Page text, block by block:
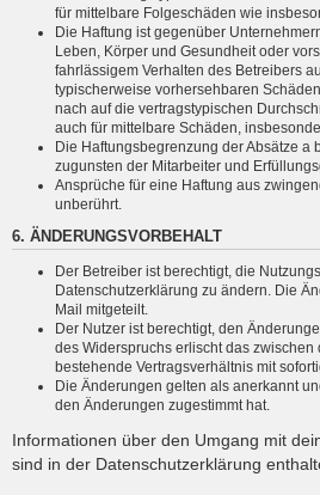
für mittelbare Folgeschäden wie
Die Haftung ist gegenüber
Leben, Körper und Gesundheit oder
fahrlässigem Verhalten des Betreibers
typischerweise vorhersehbaren
nach auf die vertragstypischen
auch für mittelbare Schäden,
Die Haftungsbegrenzung der Absätze a
zugunsten der Mitarbeiter und
Ansprüche für eine Haftung aus
unberührt.
6. ÄNDERUNGSVORBEHALT
Der Betreiber ist berechtigt, die
Datenschutzerklärung zu ändern. Die
Mail mitgeteilt.
Der Nutzer ist berechtigt, den
des Widerspruchs erlischt das
bestehende Vertragsverhältnis mit
Die Änderungen gelten als anerkannt
den Änderungen zugestimmt hat.
Informationen über den Umgang mit
sind in der Datenschutzerklärung